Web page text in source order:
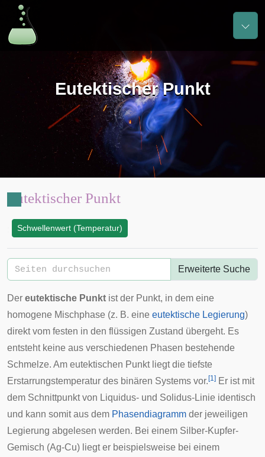
Eutektischer Punkt
Eutektischer Punkt
Schwellenwert (Temperatur)
Erweiterte Suche
Der eutektische Punkt ist der Punkt, in dem eine
homogene Mischphase (z. B. eine eutektische Legierung)
direkt vom festen in den flüssigen Zustand übergeht. Es
entsteht keine aus verschiedenen Phasen bestehende
Schmelze. Am eutektischen Punkt liegt die tiefste
Erstarrungstemperatur des binären Systems vor. [1] Er ist mit
dem Schnittpunkt von Liquidus- und Solidus-Linie identisch
und kann somit aus dem Phasendiagramm der jeweiligen
Legierung abgelesen werden. Bei einem Silber-Kupfer-
Gemisch (Ag-Cu) liegt er beispielsweise bei einem